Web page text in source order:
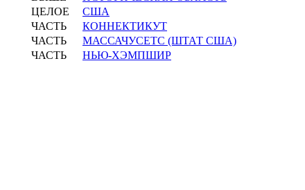
ЦЕЛОЕ
США
ЧАСТЬ
КОННЕКТИКУТ
ЧАСТЬ
МАССАЧУСЕТС (ШТАТ США)
ЧАСТЬ
НЬЮ-ХЭМПШИР